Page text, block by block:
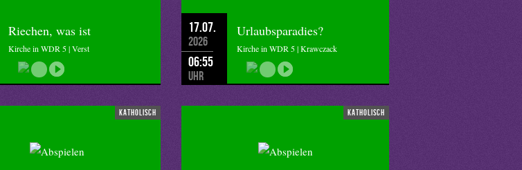
Riechen, was ist
Kirche in WDR 5 | Verst
17.07.
2026
06:55
Uhr
Urlaubsparadies?
Kirche in WDR 5 | Krawczack
katholisch katholisch